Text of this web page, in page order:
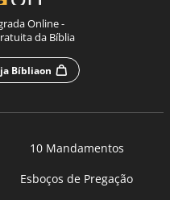
Online -
da Bíblia
Bíbliaon
10 Mandamentos
Esboços de Pregação